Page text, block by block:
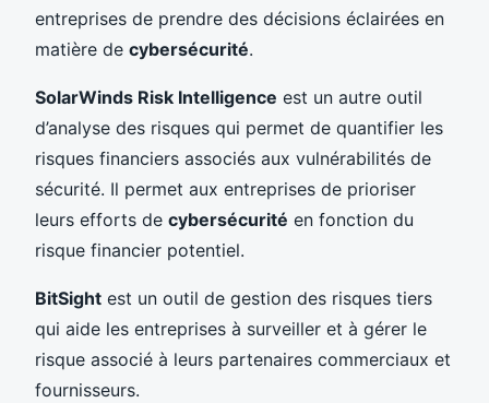
entreprises de prendre des décisions éclairées en
matière de cybersécurité.
SolarWinds Risk Intelligence est un autre outil
d’analyse des risques qui permet de quantifier les
risques financiers associés aux vulnérabilités de
sécurité. Il permet aux entreprises de prioriser
leurs efforts de cybersécurité en fonction du
risque financier potentiel.
BitSight est un outil de gestion des risques tiers
qui aide les entreprises à surveiller et à gérer le
risque associé à leurs partenaires commerciaux et
fournisseurs.